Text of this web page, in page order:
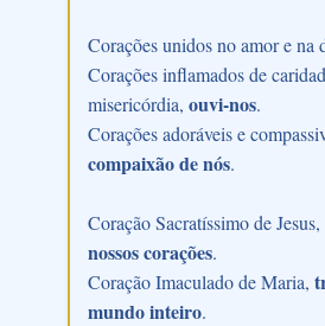
Corações unidos no amor e na
Corações inflamados de
misericórdia, ouvi-nos.
Corações adoráveis e
compaixão de nós.
Coração Sacratíssimo de Jesus,
nossos corações.
Coração Imaculado de Maria,
mundo inteiro.